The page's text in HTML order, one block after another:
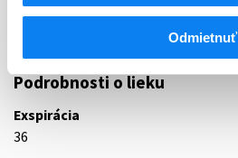
Odmietnuť
N05AE
Deriváty indolu
Ziprazidón
Podrobnosti o lieku
Exspirácia
36